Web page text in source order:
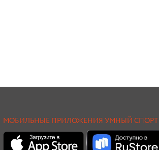
МОБИЛЬНЫЕ ПРИЛОЖЕНИЯ УМНЫЙ СПОРТ